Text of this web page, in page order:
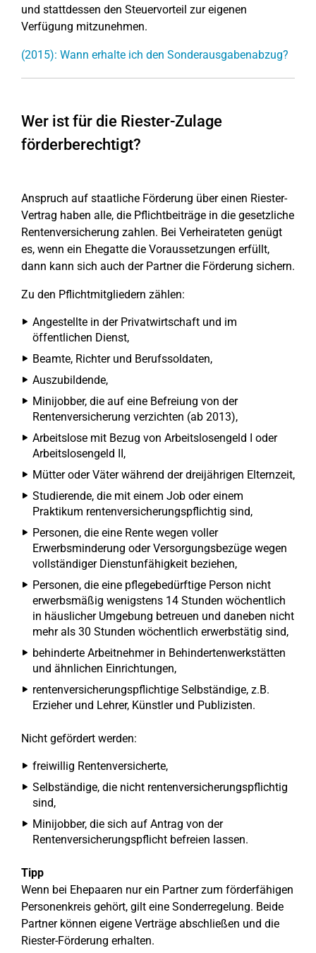
und stattdessen den Steuervorteil zur eigenen
Verfügung mitzunehmen.
(2015): Wann erhalte ich den Sonderausgabenabzug?
Wer ist für die Riester-Zulage
förderberechtigt?
Anspruch auf staatliche Förderung über einen Riester-
Vertrag haben alle, die Pflichtbeiträge in die gesetzliche
Rentenversicherung zahlen. Bei Verheirateten genügt
es, wenn ein Ehegatte die Voraussetzungen erfüllt,
dann kann sich auch der Partner die Förderung sichern.
Zu den Pflichtmitgliedern zählen:
Angestellte in der Privatwirtschaft und im
öffentlichen Dienst,
Beamte, Richter und Berufssoldaten,
Auszubildende,
Minijobber, die auf eine Befreiung von der
Rentenversicherung verzichten (ab 2013),
Arbeitslose mit Bezug von Arbeitslosengeld I oder
Arbeitslosengeld II,
Mütter oder Väter während der dreijährigen Elternzeit,
Studierende, die mit einem Job oder einem
Praktikum rentenversicherungspflichtig sind,
Personen, die eine Rente wegen voller
Erwerbsminderung oder Versorgungsbezüge wegen
vollständiger Dienstunfähigkeit beziehen,
Personen, die eine pflegebedürftige Person nicht
erwerbsmäßig wenigstens 14 Stunden wöchentlich
in häuslicher Umgebung betreuen und daneben nicht
mehr als 30 Stunden wöchentlich erwerbstätig sind,
behinderte Arbeitnehmer in Behindertenwerkstätten
und ähnlichen Einrichtungen,
rentenversicherungspflichtige Selbständige, z.B.
Erzieher und Lehrer, Künstler und Publizisten.
Nicht gefördert werden:
freiwillig Rentenversicherte,
Selbständige, die nicht rentenversicherungspflichtig
sind,
Minijobber, die sich auf Antrag von der
Rentenversicherungspflicht befreien lassen.
Tipp
Wenn bei Ehepaaren nur ein Partner zum förderfähigen
Personenkreis gehört, gilt eine Sonderregelung. Beide
Partner können eigene Verträge abschließen und die
Riester-Förderung erhalten.